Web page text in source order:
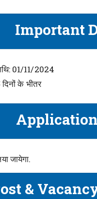
Important
01/11/2024
के भीतर
जायेगा.
&